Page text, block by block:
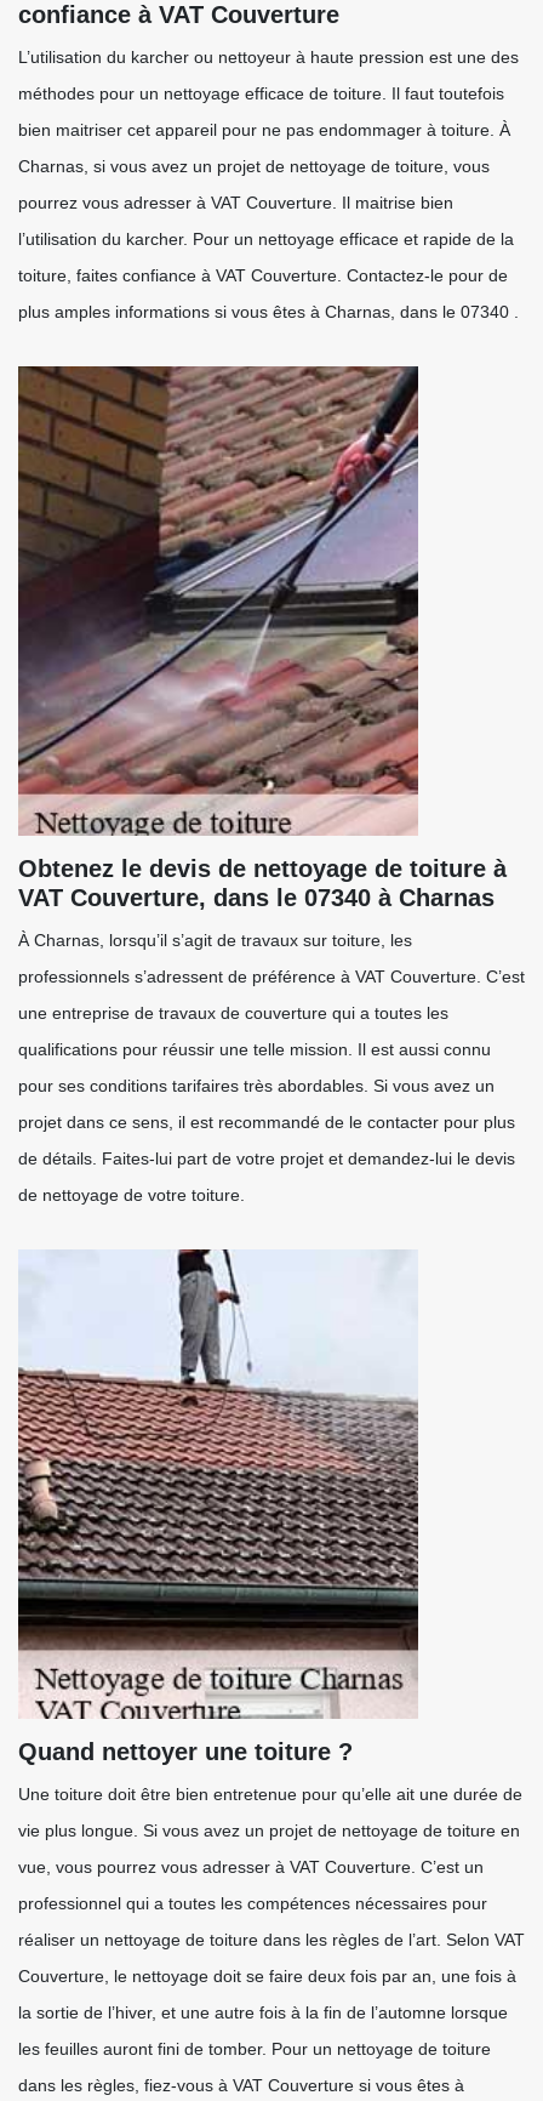
confiance à VAT Couverture
L’utilisation du karcher ou nettoyeur à haute pression est une des
méthodes pour un nettoyage efficace de toiture. Il faut toutefois
bien maitriser cet appareil pour ne pas endommager à toiture. À
Charnas, si vous avez un projet de nettoyage de toiture, vous
pourrez vous adresser à VAT Couverture. Il maitrise bien
l’utilisation du karcher. Pour un nettoyage efficace et rapide de la
toiture, faites confiance à VAT Couverture. Contactez-le pour de
plus amples informations si vous êtes à Charnas, dans le 07340 .
Obtenez le devis de nettoyage de toiture à
VAT Couverture, dans le 07340 à Charnas
À Charnas, lorsqu’il s’agit de travaux sur toiture, les
professionnels s’adressent de préférence à VAT Couverture. C’est
une entreprise de travaux de couverture qui a toutes les
qualifications pour réussir une telle mission. Il est aussi connu
pour ses conditions tarifaires très abordables. Si vous avez un
projet dans ce sens, il est recommandé de le contacter pour plus
de détails. Faites-lui part de votre projet et demandez-lui le devis
de nettoyage de votre toiture.
Quand nettoyer une toiture ?
Une toiture doit être bien entretenue pour qu’elle ait une durée de
vie plus longue. Si vous avez un projet de nettoyage de toiture en
vue, vous pourrez vous adresser à VAT Couverture. C’est un
professionnel qui a toutes les compétences nécessaires pour
réaliser un nettoyage de toiture dans les règles de l’art. Selon VAT
Couverture, le nettoyage doit se faire deux fois par an, une fois à
la sortie de l’hiver, et une autre fois à la fin de l’automne lorsque
les feuilles auront fini de tomber. Pour un nettoyage de toiture
dans les règles, fiez-vous à VAT Couverture si vous êtes à